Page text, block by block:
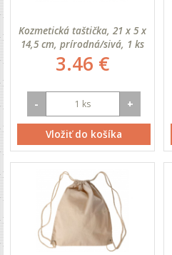
Kozmetická taštička, 21 x 5 x
14,5 cm, prírodná/sivá, 1 ks
3.46 €
- +
Vložiť do košíka